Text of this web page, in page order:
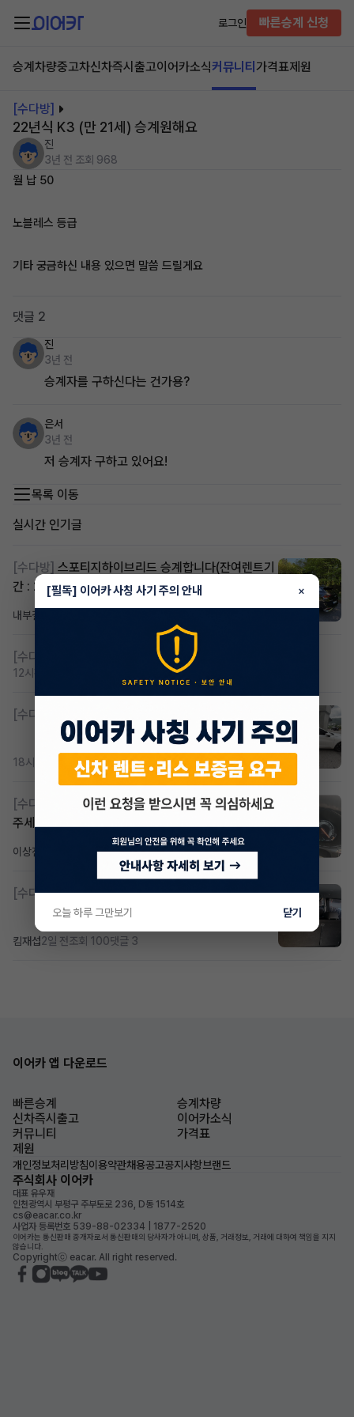
로그인 빠른승계 신청
승계차량중고차신차즉시출고이어카소식커뮤니티 가격표제원
[수다방]
22년식 K3 (만 21세) 승계원해요
진
3년 전 조회 968
월 납 50
노블레스 등급
기타 궁금하신 내용 있으면 말씀 드릴게요
댓글 2
진
3년 전
승계자를 구하신다는 건가용?
은서
3년 전
저 승계자 구하고 있어요!
목록 이동
실시간 인기글
[수다방] 스포티지하이브리드 승계합니다(잔여렌트기
간 : 26개월)
내부결재
[수다방] 저신용 무심사 or 신차 렌트 찾으시는분!!
12시간 전
[수다방]
18시간 전 조회 367댓글 2
[수다방]
Gv70 승계자분 구합니다 지원금 협의연락
주세요
이상진 조회 184댓글 1
[수다방] 소렌토 2.5 T&스타리아9인승디젤 2운전자
킴재섭2일 전조회 100댓글 3
이어카 앱 다운로드
빠른승계
승계차량
신차즉시출고
이어카소식
커뮤니티
가격표
제원
개인정보처리방침이용약관채용공고공지사항브랜드
주식회사 이어카
대표 유우재
인천광역시 부평구 주부토로 236, D동 1514호
cs@eacar.co.kr
사업자 등록번호 539-88-02334 | 1877-2520
이어카는 통신판매 중개자로서 통신판매의 당사자가 아니며, 상품, 거래정보, 거래에 대하여 책임을 지지
않습니다.
Copyrightⓒ eacar. All right reserved.
[필독] 이어카 사칭 사기 주의 안내 ×
오늘 하루 그만보기 닫기